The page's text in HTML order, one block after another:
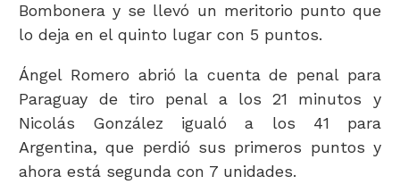
Bombonera y se llevó un meritorio punto que
lo deja en el quinto lugar con 5 puntos.
Ángel Romero abrió la cuenta de penal para
Paraguay de tiro penal a los 21 minutos y
Nicolás González igualó a los 41 para
Argentina, que perdió sus primeros puntos y
ahora está segunda con 7 unidades.